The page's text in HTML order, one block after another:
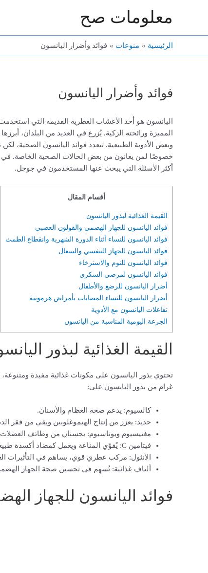
معلومات صح
الرئيسية منوعات فوائد وأضرار اليانسون
فوائد وأضرار اليانسون
اليانسون هو أحد الأعشاب العطرية القديمة التي
المميزة ورائحته الزكية. يُزرع في العديد من البلدان،
وبعض الأدوية الطبيعية. تتعدد فوائد اليانسون الصحية،
خصوصًا لمن يعانون من بعض الحالات الصحية الخاصة. في
أكثر الأسئلة التي يبحث عنها المستخدمون في جوجل.
أقسام المقال
القيمة الغذائية لبذور اليانسون
فوائد اليانسون للجهاز الهضمي والقولون العصبي
فوائد اليانسون للنساء أثناء الدورة الشهرية وانقطاع الطمث
فوائد اليانسون للجهاز التنفسي والسعال
فوائد اليانسون للنوم والاسترخاء
فوائد اليانسون لمرضى السكري
أضرار اليانسون للرضع والأطفال
أضرار اليانسون للنساء المصابات بأمراض هرمونية
تفاعلات اليانسون مع الأدوية
الجرعة اليومية المناسبة من اليانسون
القيمة الغذائية لبذور
غرام من بذور اليانسون على:
كالسيوم: يدعم صحة العظام والأسنان.
حديد: يعزز من إنتاج الهيموغلوبين ويقي من فقر
مغنيسيوم وبوتاسيوم: يحسنان من وظائف
فيتامين C: يُقوّي المناعة ويعمل كمضاد أكسدة طبيعي.
الأنثول: مركب عطري قوي، يساهم في التأثيرات
ألياف غذائية: تُسهِم في تحسين صحة الجهاز
فوائد اليانسون للجهاز